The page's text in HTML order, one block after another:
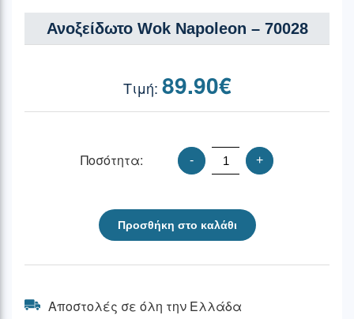
Ανοξείδωτο Wok Napoleon – 70028
89.90€
Ποσότητα: - +
Προσθήκη στο καλάθι
Αποστολές σε όλη την Ελλάδα